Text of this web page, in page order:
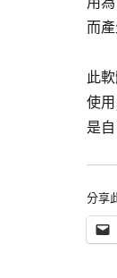
而
此
使
是
分享